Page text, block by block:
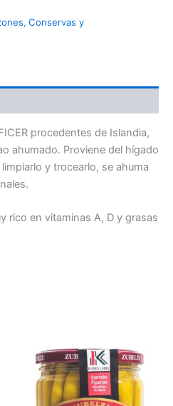
, Conservas y
procedentes de Islandia,
ahumado. Proviene del hígado
y trocearlo, se ahuma
rico en vitaminas A, D y grasas